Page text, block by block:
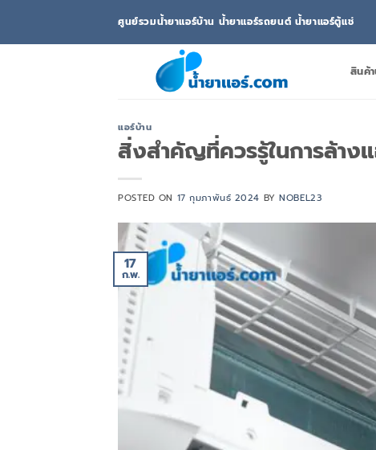
ยัง
ศูนย์รวมน้ำยาแอร์บ้าน น้ำยาแอร์รถยนต์ น้ำยาแอร์ตู้แช่
สินค้
แอร์บ้าน
สิ่งสำคัญที่ควรรู้ในการล้าง
POSTED ON 17 กุมภาพันธ์ 2024 BYNOBEL23
17
ก.พ.